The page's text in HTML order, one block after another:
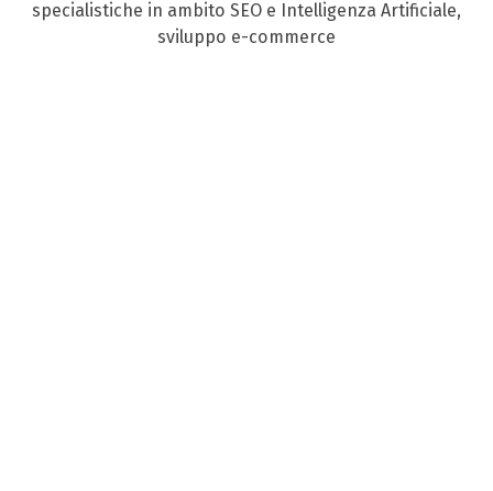
specialistiche in ambito SEO e Intelligenza Artificiale,
sviluppo e-commerce